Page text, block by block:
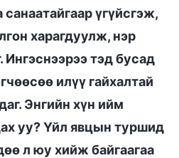
үгүйсгэж,
харагдуулж, нэр
Ингэснээрээ тэд бусад
илүү гайхалтай
Энгийн хүн ийм
уу? Үйл явцын туршид
л юу хийж байгаагаа